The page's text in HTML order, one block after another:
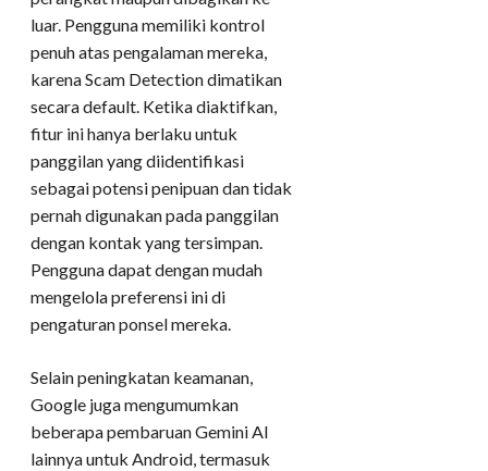
luar. Pengguna memiliki kontrol
penuh atas pengalaman mereka,
karena Scam Detection dimatikan
secara default. Ketika diaktifkan,
fitur ini hanya berlaku untuk
panggilan yang diidentifikasi
sebagai potensi penipuan dan tidak
pernah digunakan pada panggilan
dengan kontak yang tersimpan.
Pengguna dapat dengan mudah
mengelola preferensi ini di
pengaturan ponsel mereka.
Selain peningkatan keamanan,
Google juga mengumumkan
beberapa pembaruan Gemini AI
lainnya untuk Android, termasuk